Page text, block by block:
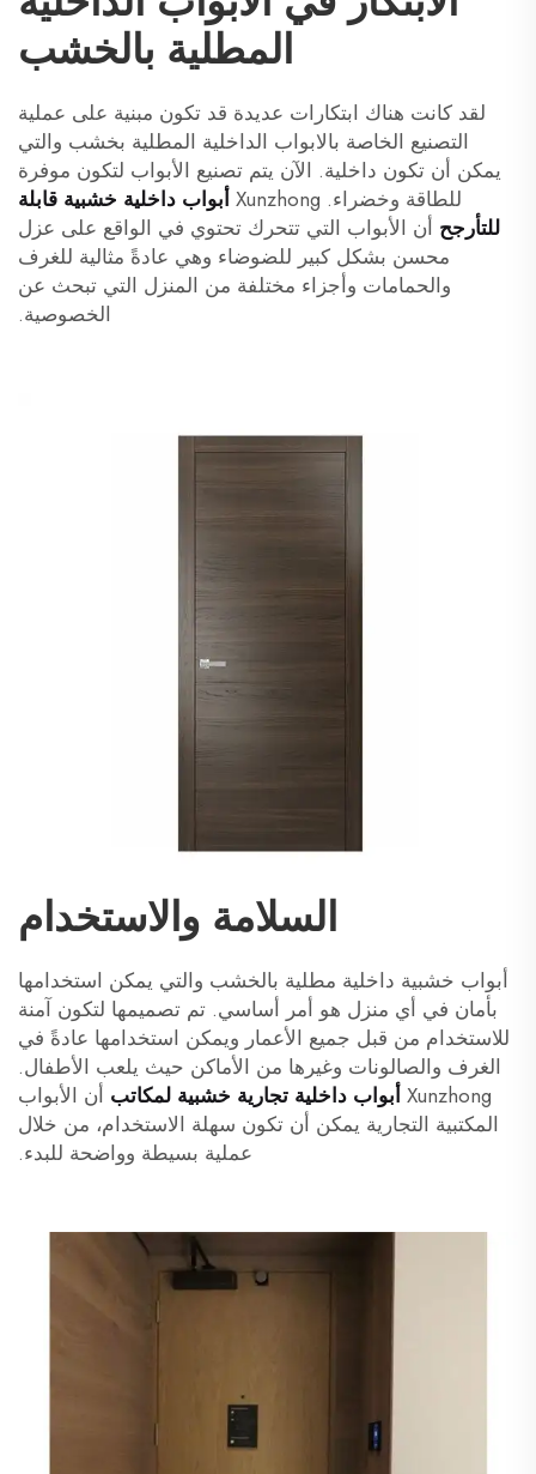
المطلية بالخشب
لقد كانت هناك ابتكارات عديدة قد تكون مبنية على عملية
التصنيع الخاصة بالابواب الداخلية المطلية بخشب والتي
يمكن أن تكون داخلية. الآن يتم تصنيع الأبواب لتكون موفرة
للطاقة وخضراء. Xunzhong
أبواب داخلية خشبية قابلة
للتأرجح أن الأبواب التي تتحرك تحتوي في الواقع على عزل
محسن بشكل كبير للضوضاء وهي عادةً مثالية للغرف
والحمامات وأجزاء مختلفة من المنزل التي تبحث عن
الخصوصية.
السلامة والاستخدام
أبواب خشبية داخلية مطلية بالخشب والتي يمكن استخدامها
بأمان في أي منزل هو أمر أساسي. تم تصميمها لتكون آمنة
للاستخدام من قبل جميع الأعمار ويمكن استخدامها عادةً في
الغرف والصالونات وغيرها من الأماكن حيث يلعب الأطفال.
Xunzhong أبواب داخلية تجارية خشبية لمكاتب أن الأبواب
المكتبية التجارية يمكن أن تكون سهلة الاستخدام، من خلال
عملية بسيطة وواضحة للبدء.